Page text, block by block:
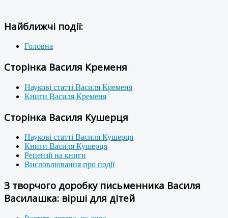
Найближчі події:
Головна
Сторінка Василя Кременя
Наукові статті Василя Кременя
Книги Василя Кременя
Сторінка Василя Кушерця
Наукові статті Василя Кушерця
Книги Василя Кушерця
Рецензії на книги
Висловлювання про події
З творчого доробку письменника Василя
Василашка: вірші для дітей